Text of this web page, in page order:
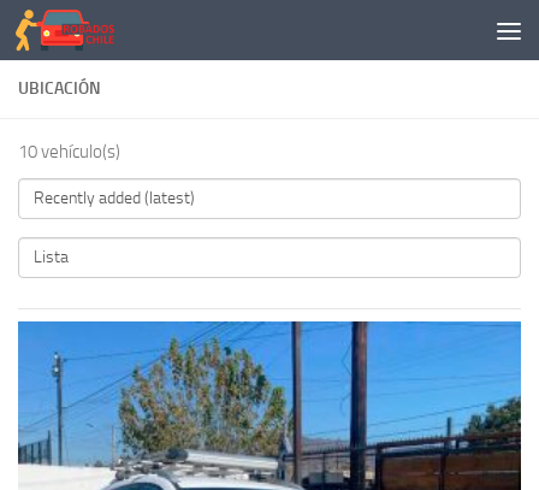
Saltar al contenido
UBICACIÓN
10 vehículo(s)